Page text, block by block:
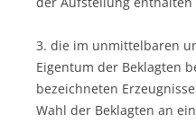
3. die im unmittelbaren
Eigentum der Beklagten
bezeichneten
Wahl der Beklagten an